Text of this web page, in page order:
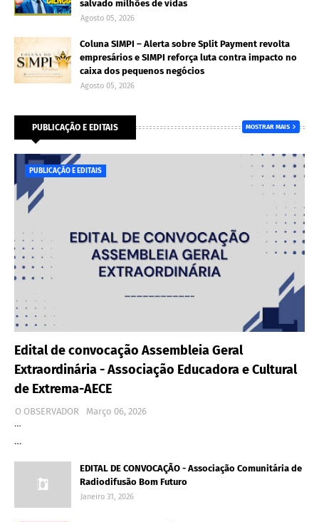
salvado milhões de vidas
Agosto 05, 2026
Coluna SIMPI – Alerta sobre Split Payment revolta
empresários e SIMPI reforça luta contra impacto no
caixa dos pequenos negócios
Agosto 05, 2026
PUBLICAÇÃO E EDITAIS MOSTRAR MAIS
PUBLICAÇÃO E EDITAIS
Edital de convocação Assembleia Geral
Extraordinária - Associação Educadora e Cultural
de Extrema-AECE
O OBSERVADOR
Março 06, 2026
…
…
EDITAL DE CONVOCAÇÃO - Associação Comunitária de
Radiodifusão Bom Futuro
Janeiro 31, 2026